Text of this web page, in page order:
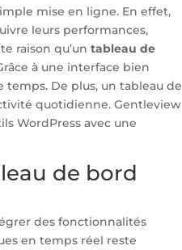
mise en ligne. En effet,
leurs performances,
raison qu’untableau de
à une interface bien
temps. De plus, un tableau de
quotidienne. Gentleview
WordPress avec une
de bord
des fonctionnalités
en temps réel reste